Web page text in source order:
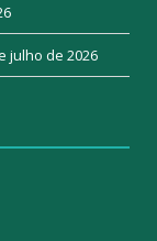
julho de 2026